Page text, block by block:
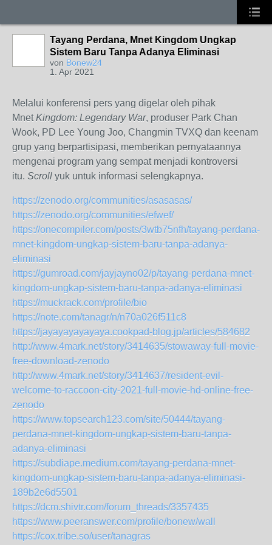
Tayang Perdana, Mnet Kingdom Ungkap
Sistem Baru Tanpa Adanya Eliminasi
von Bonew24
1. Apr 2021
Melalui konferensi pers yang digelar oleh pihak
MnetKingdom: Legendary War, produser Park Chan
Wook, PD Lee Young Joo, Changmin TVXQ dan keenam
grup yang berpartisipasi, memberikan pernyataannya
mengenai program yang sempat menjadi kontroversi
itu. Scroll yuk untuk informasi selengkapnya.
https://zenodo.org/communities/asasasas/
https://zenodo.org/communities/efwef/
https://onecompiler.com/posts/3wtb75nfh/tayang-perdana-
mnet-kingdom-ungkap-sistem-baru-tanpa-adanya-
eliminasi
https://gumroad.com/jayjayno02/p/tayang-perdana-mnet-
kingdom-ungkap-sistem-baru-tanpa-adanya-eliminasi
https://muckrack.com/profile/bio
https://note.com/tanagr/n/n70a026f511c8
https://jayayayayayaya.cookpad-blog.jp/articles/584682
http://www.4mark.net/story/3414635/stowaway-full-movie-
free-download-zenodo
http://www.4mark.net/story/3414637/resident-evil-
welcome-to-raccoon-city-2021-full-movie-hd-online-free-
zenodo
https://www.topsearch123.com/site/50444/tayang-
perdana-mnet-kingdom-ungkap-sistem-baru-tanpa-
adanya-eliminasi
https://subdiape.medium.com/tayang-perdana-mnet-
kingdom-ungkap-sistem-baru-tanpa-adanya-eliminasi-
189b2e6d5501
https://dcm.shivtr.com/forum_threads/3357435
https://www.peeranswer.com/profile/bonew/wall
https://cox.tribe.so/user/tanagras